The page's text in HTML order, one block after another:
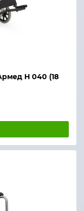
H 040 (18